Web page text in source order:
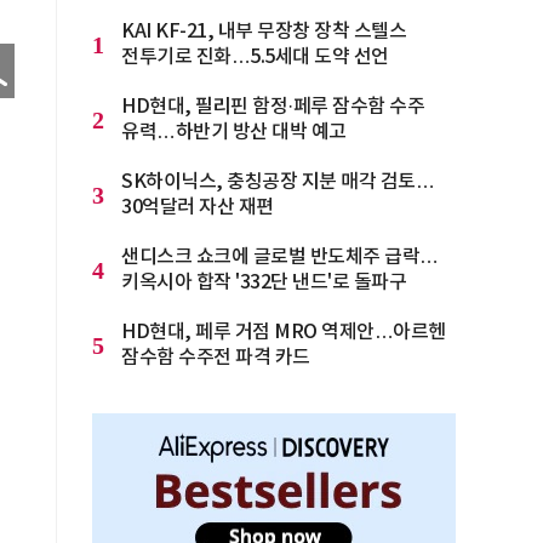
1
KAI KF-21, 내부 무장창 장착 스텔스
전투기로 진화…5.5세대 도약 선언
2
HD현대, 필리핀 함정·페루 잠수함 수주
유력…하반기 방산 대박 예고
3
SK하이닉스, 충칭공장 지분 매각 검토…
30억달러 자산 재편
4
샌디스크 쇼크에 글로벌 반도체주 급락…
키옥시아 합작 '332단 낸드'로 돌파구
5
HD현대, 페루 거점 MRO 역제안…아르헨
잠수함 수주전 파격 카드